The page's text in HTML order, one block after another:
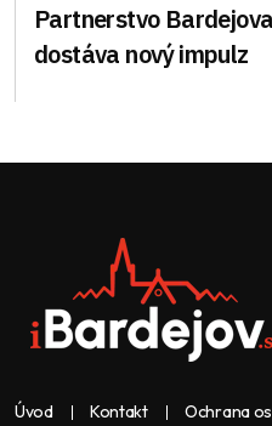
Partnerstvo
dostáva nový impulz
Úvod Kontakt Ochrana